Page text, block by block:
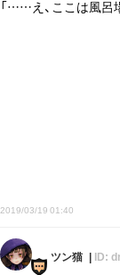
「……え、ここは風呂
2019/03/19 01:40
ツン猫 ID: